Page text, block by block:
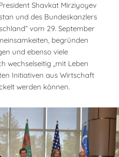
Shavkat Mirziyoyev
und des Bundeskanzlers
vom 29. September
begründen
und ebenso viele
wechselseitig „mit Leben
Initiativen aus Wirtschaft
werden können.